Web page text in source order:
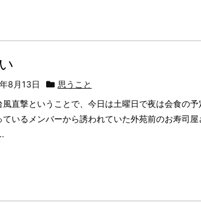
8月13日
思うこと
風直撃ということで、今日は土曜日で夜は会食の
ているメンバーから誘われていた外苑前のお寿司